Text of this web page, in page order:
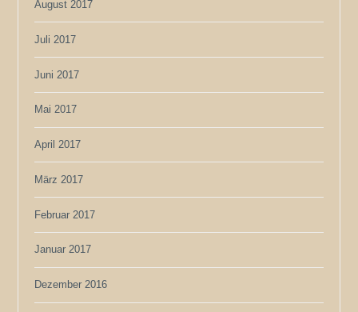
August 2017
Juli 2017
Juni 2017
Mai 2017
April 2017
März 2017
Februar 2017
Januar 2017
Dezember 2016